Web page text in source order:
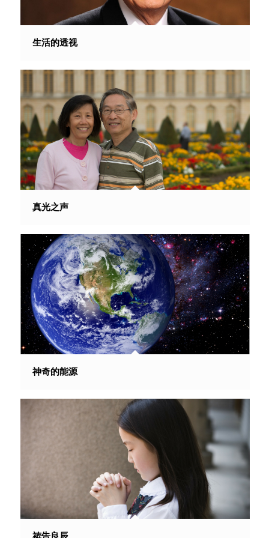
生活的透视
真光之声
神奇的能源